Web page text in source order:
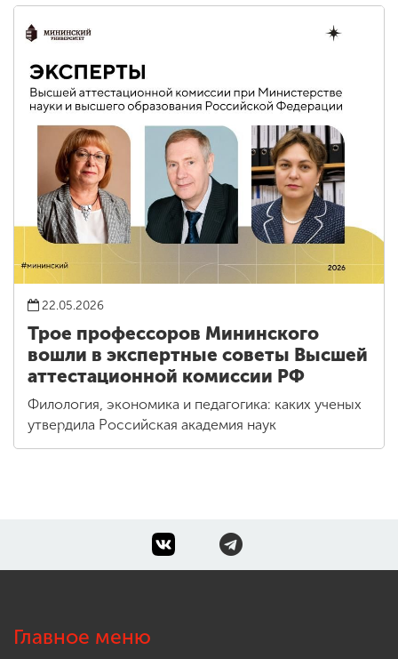
22.05.2026
Трое профессоров Мининского
вошли в экспертные советы Высшей
аттестационной комиссии РФ
Филология, экономика и педагогика: каких ученых
утвердила Российская академия наук
Главное меню